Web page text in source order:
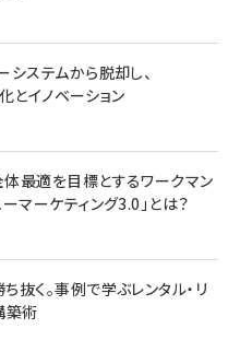
ステムから脱却し、
とイノベーション
体最適を目標とするワークマン
マーケティング3.0」とは？
抜く。事例で学ぶレンタル・リ
築術